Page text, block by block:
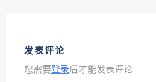
发表评论
您需要登录后才能发表评论